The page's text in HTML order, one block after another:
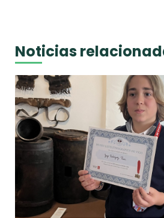
Noticias